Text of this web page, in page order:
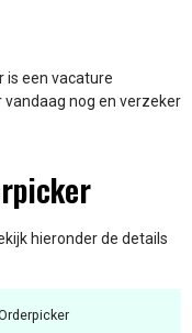
is een vacature
vandaag nog en verzeker
hieronder de details